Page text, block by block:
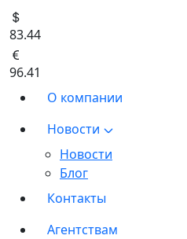
83.44
96.41
О компании
Новости
Новости
Блог
Контакты
Агентствам